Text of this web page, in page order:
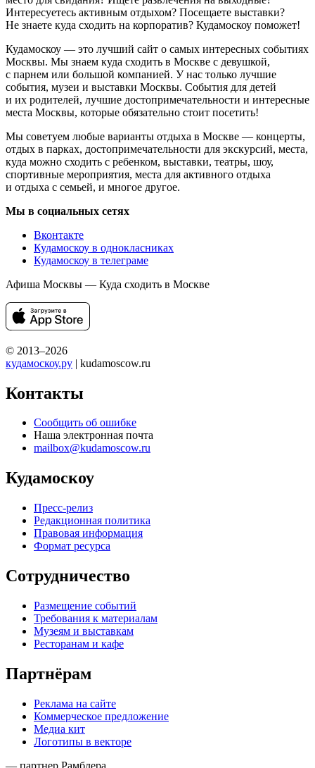
Интересуетесь активным отдыхом? Посещаете выставки?
Не знаете куда сходить на корпоратив? Кудамоскоу поможет!
Кудамоскоу — это лучший сайт о самых интересных событиях
Москвы. Мы знаем куда сходить в Москве с девушкой,
с парнем или большой компанией. У нас только лучшие
события, музеи и выставки Москвы. События для детей
и их родителей, лучшие достопримечательности и интересные
места Москвы, которые обязательно стоит посетить!
Мы советуем любые варианты отдыха в Москве — концерты,
отдых в парках, достопримечательности для экскурсий, места,
куда можно сходить с ребенком, выставки, театры, шоу,
спортивные мероприятия, места для активного отдыха
и отдыха с семьей, и многое другое.
Мы в социальных сетях
Вконтакте
Кудамоскоу в однокласниках
Кудамоскоу в телеграме
Афиша Москвы — Куда сходить в Москве
© 2013–2026
кудамоскоу.ру | kudamoscow.ru
Контакты
Сообщить об ошибке
Наша электронная почта
mailbox@kudamoscow.ru
Кудамоскоу
Пресс-релиз
Редакционная политика
Правовая информация
Формат ресурса
Сотрудничество
Размещение событий
Требования к материалам
Музеям и выставкам
Ресторанам и кафе
Партнёрам
Реклама на сайте
Коммерческое предложение
Медиа кит
Логотипы в векторе
— партнер Рамблера